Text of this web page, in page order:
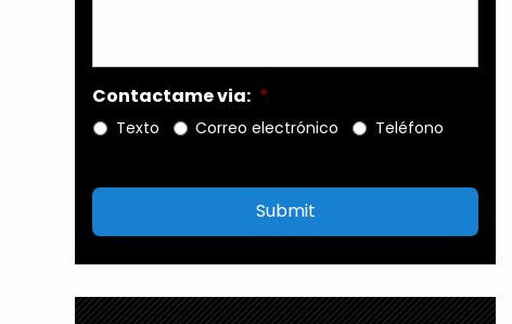
Contactame via: *
Texto Correo electrónico Teléfono